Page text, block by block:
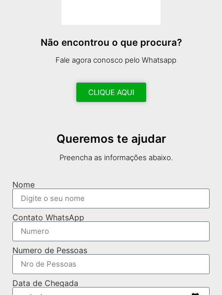
Não encontrou o que procura?
Fale agora conosco pelo Whatsapp
CLIQUE AQUI
Queremos te ajudar
Preencha as informações abaixo.
Nome
Contato WhatsApp
Numero de Pessoas
Data de Chegada